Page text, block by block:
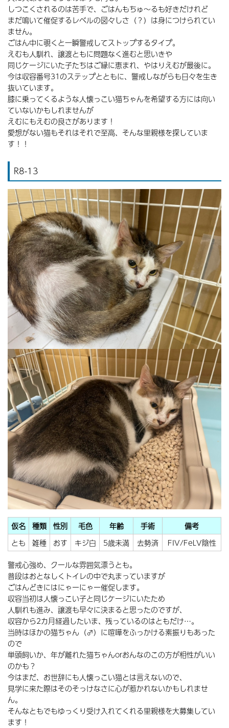
しつこくされるのは苦手で、ごはんもちゅ～るも好きだけれど
まだ鳴いて催促するレベルの図々しさ（？）は身につけられてい
ません。
ごはん中に覗くと一瞬警戒してストップするタイプ。
えむも人馴れ、譲渡ともに問題なく進むと思いきや
同じケージにいた子たちはご縁に恵まれ、やはりえむが最後に。
今は収容番号31のステップとともに、警戒しながらも日々を生き
抜いています。
膝に乗ってくるような人懐っこい猫ちゃんを希望する方には向い
ていないかもしれませんが
えむにもえむの良さがあります！
愛想がない猫もそれはそれで至高、そんな里親様を探していま
す！！
R8-13
仮名 種類 性別 毛色 年齢 手術
備考
とも
雑種 おす キジ白 5歳未満 去勢済
FIV/FeLV陰性
警戒心強め、クールな雰囲気漂うとも。
普段はおとなしくトイレの中で丸まっていますが
ごはんどきにはにゃーにゃー催促します。
収容当初は人懐っこい子と同じケージにいたため
人馴れも進み、譲渡も早々に決まると思ったのですが、
収容から2カ月経過したいま、残っているのはともだけ…。
当時はほかの猫ちゃん（♂）に喧嘩をふっかける素振りもあった
ので
単頭飼いか、年が離れた猫ちゃんorおんなのこの方が相性がいい
のかも？
今はまだ、お世辞にも人懐っこい猫とは言えないので、
見学に来た際はそのそっけなさに心が惹かれないかもしれませ
ん。
そんなともでもゆっくり受け入れてくれる里親様を大募集してい
ます！